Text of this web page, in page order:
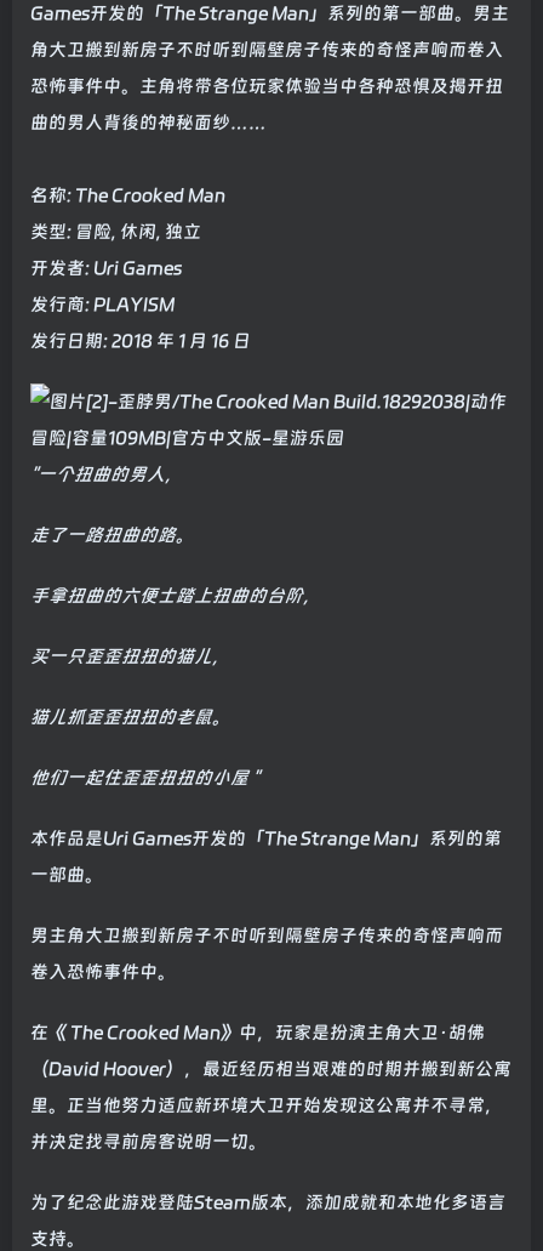
Games开发的「The Strange Man」系列的第一部曲。男主
角大卫搬到新房子不时听到隔壁房子传来的奇怪声响而卷入
恐怖事件中。主角将带各位玩家体验当中各种恐惧及揭开扭
曲的男人背後的神秘面纱……
名称: The Crooked Man
类型: 冒险, 休闲, 独立
开发者: Uri Games
发行商: PLAYISM
发行日期: 2018 年 1 月 16 日
"一个扭曲的男人，
走了一路扭曲的路。
手拿扭曲的六便士踏上扭曲的台阶，
买一只歪歪扭扭的猫儿，
猫儿抓歪歪扭扭的老鼠。
他们一起住歪歪扭扭的小屋 "
本作品是Uri Games开发的「The Strange Man」系列的第
一部曲。
男主角大卫搬到新房子不时听到隔壁房子传来的奇怪声响而
卷入恐怖事件中。
在《 The Crooked Man》中，玩家是扮演主角大卫·胡佛
（David Hoover），最近经历相当艰难的时期并搬到新公寓
里。正当他努力适应新环境大卫开始发现这公寓并不寻常，
并决定找寻前房客说明一切。
为了纪念此游戏登陆Steam版本，添加成就和本地化多语言
支持。